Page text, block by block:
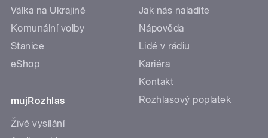
Válka na Ukrajině
Komunální volby
Stanice
eShop
mujRozhlas
Živé vysílání
Jak nás naladíte
Nápověda
Lidé v rádiu
Kariéra
Kontakt
Rozhlasový poplatek